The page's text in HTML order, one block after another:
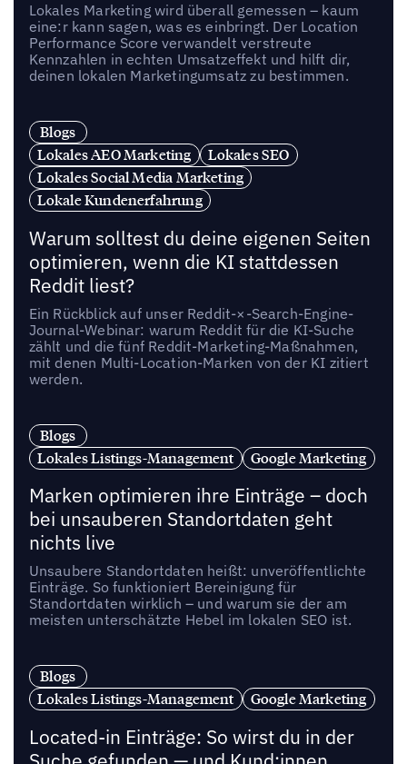
Lokales Marketing wird überall gemessen – kaum
eine:r kann sagen, was es einbringt. Der Location
Performance Score verwandelt verstreute
Kennzahlen in echten Umsatzeffekt und hilft dir,
deinen lokalen Marketingumsatz zu bestimmen.
Blogs
Lokales AEO Marketing
Lokales SEO
Lokales Social Media Marketing
Lokale Kundenerfahrung
Warum solltest du deine eigenen Seiten
optimieren, wenn die KI stattdessen
Reddit liest?
Ein Rückblick auf unser Reddit-×-Search-Engine-
Journal-Webinar: warum Reddit für die KI-Suche
zählt und die fünf Reddit-Marketing-Maßnahmen,
mit denen Multi-Location-Marken von der KI zitiert
werden.
Blogs
Lokales Listings-Management
Google Marketing
Marken optimieren ihre Einträge – doch
bei unsauberen Standortdaten geht
nichts live
Unsaubere Standortdaten heißt: unveröffentlichte
Einträge. So funktioniert Bereinigung für
Standortdaten wirklich – und warum sie der am
meisten unterschätzte Hebel im lokalen SEO ist.
Blogs
Lokales Listings-Management
Google Marketing
Located-in Einträge: So wirst du in der